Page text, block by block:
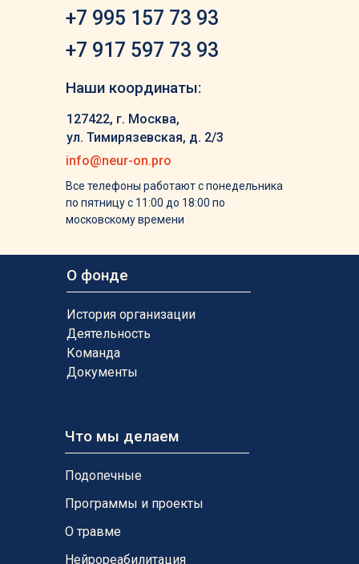
+7 917 597 73 93
+7 995 157 73 93
info@neur-on.pro
Наши координаты:
127422, г. Москва,
ул. Тимирязевская, д. 2/3
История организации
Деятельность
Команда
Документы
Все телефоны работают с понедельника
по пятницу с 11:00 до 18:00 по
московскому времени
О фонде
Что мы делаем
Программы и проекты
Нейрореабилитация
О травме
Подопечные